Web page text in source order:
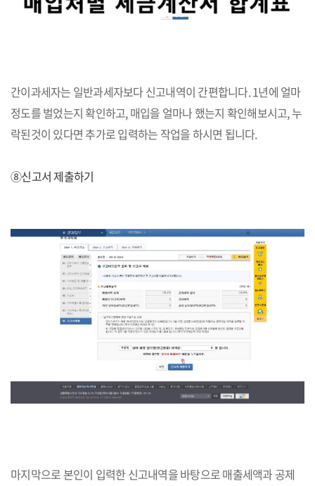
간이과세자는 일반과세자보다 신고내역이 간편합니다. 1년에 얼마
정도를 벌었는지 확인하고, 매입을 얼마나 했는지 확인해보시고, 누
락된것이 있다면 추가로 입력하는 작업을 하시면 됩니다.
⑧신고서 제출하기
마지막으로 본인이 입력한 신고내역을 바탕으로 매출세액과 공제